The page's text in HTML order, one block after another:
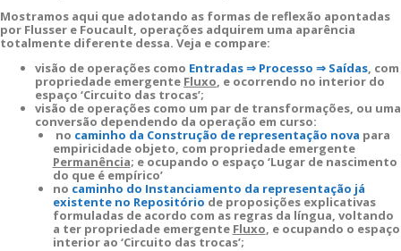
Mostramos aqui que adotando as formas de reflexão apontadas
por Flusser e Foucault, operações adquirem uma aparência
totalmente diferente dessa. Veja e compare:
visão de operações como Entradas ⇒ Processo ⇒ Saídas , com
propriedade emergente Fluxo , e ocorrendo no interior do
espaço ‘Circuito das trocas’;
visão de operações como um par de transformações, ou uma
conversão dependendo da operação em curso:
no caminho da Construção de representação nova para
empiricidade objeto, com propriedade emergente
Permanência; e ocupando o espaço ‘Lugar de nascimento
do que é empírico’
no caminho do Instanciamento da representação já
existente no Repositório de proposições explicativas
formuladas de acordo com as regras da língua, voltando
a ter propriedade emergente Fluxo , e ocupando o espaço
interior ao ‘Circuito das trocas’;